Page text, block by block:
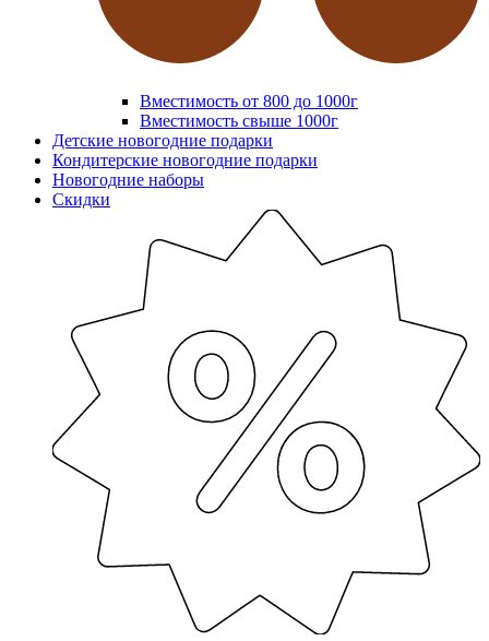
Вместимость от 800 до 1000г
Вместимость свыше 1000г
Детские новогодние подарки
Кондитерские новогодние подарки
Новогодние наборы
Скидки